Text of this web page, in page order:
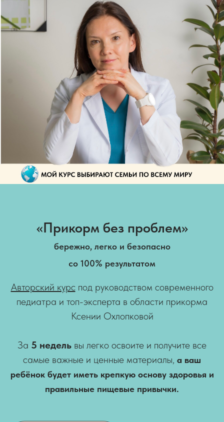
«Прикорм без проблем»
бережно, легко и безопасно
со 100% результатом
Авторский курспод руководством современного
педиатра и топ-эксперта в области прикорма
Ксении Охлопковой
За 5 недель вы легко освоите и получите все
самые важные и ценные материалы, а ваш
ребёнок будет иметь крепкую основу здоровья и
правильные пищевые привычки.